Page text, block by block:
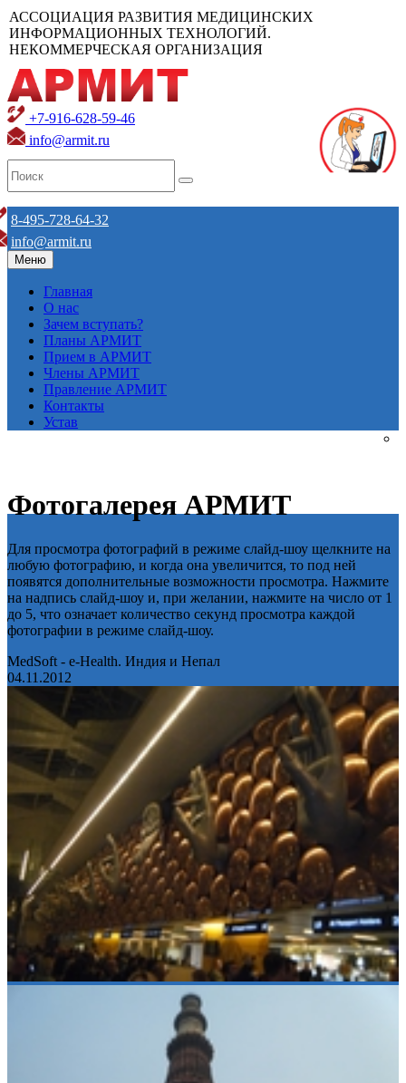
АССОЦИАЦИЯ РАЗВИТИЯ МЕДИЦИНСКИХ
ИНФОРМАЦИОННЫХ ТЕХНОЛОГИЙ.
НЕКОММЕРЧЕСКАЯ ОРГАНИЗАЦИЯ
+7-916-628-59-46
info@armit.ru
8-495-728-64-32
info@armit.ru
Меню
Главная
О нас
Зачем вступать?
Планы АРМИТ
Прием в АРМИТ
Члены АРМИТ
Правление АРМИТ
Контакты
Устав
Фотогалерея АРМИТ
Для просмотра фотографий в режиме слайд-шоу щелкните на
любую фотографию, и когда она увеличится, то под ней
появятся дополнительные возможности просмотра. Нажмите
на надпись слайд-шоу и, при желании, нажмите на число от 1
до 5, что означает количество секунд просмотра каждой
фотографии в режиме слайд-шоу.
MedSoft - e-Health. Индия и Непал
04.11.2012